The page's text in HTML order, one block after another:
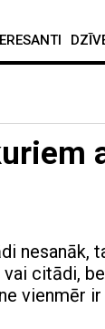
nesanāk,
citādi,
vienmēr